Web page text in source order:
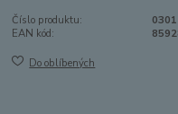
Číslo produktu:
EAN kód:
Do oblíbených